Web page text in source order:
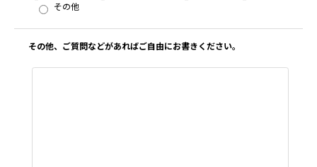
その他
その他、ご質問などがあればご自由にお書きください。